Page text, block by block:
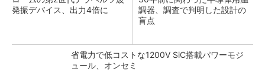
発振デバイス、出力4倍に
調器、調査で判明した設計の
盲点
省電力で低コストな1200V SiC搭載パワーモジ
ュール、オンセミ